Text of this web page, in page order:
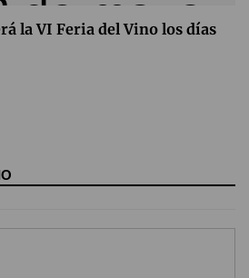
la VI Feria del Vino los días